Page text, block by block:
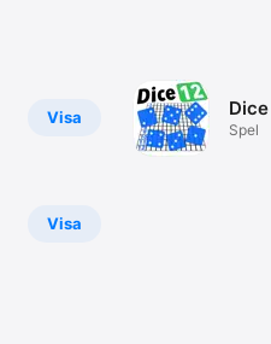
Visa
Visa
Spel